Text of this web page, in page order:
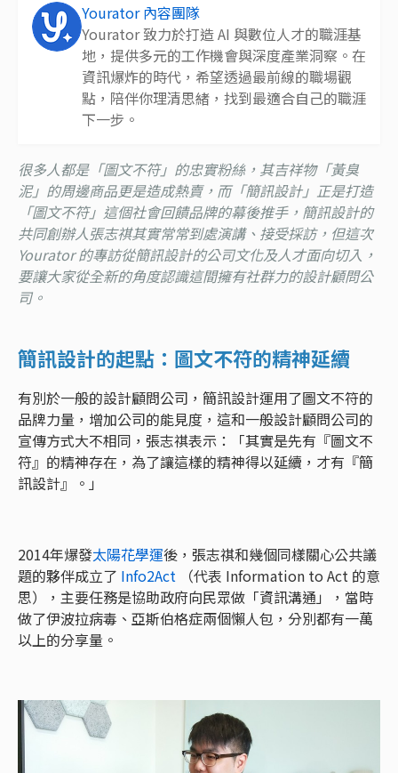
Yourator 內容團隊
Yourator 致力於打造 AI 與數位人才的職涯基
地，提供多元的工作機會與深度產業洞察。在
資訊爆炸的時代，希望透過最前線的職場觀
點，陪伴你理清思緒，找到最適合自己的職涯
下一步。
很多人都是「圖文不符」的忠實粉絲，其吉祥物「黃臭
泥」的周邊商品更是造成熱賣，而「簡訊設計」正是打造
「圖文不符」這個社會回饋品牌的幕後推手，簡訊設計的
共同創辦人張志祺其實常常到處演講、接受採訪，但這次
Yourator 的專訪從簡訊設計的公司文化及人才面向切入，
要讓大家從全新的角度認識這間擁有社群力的設計顧問公
司。
簡訊設計的起點：圖文不符的精神延續
有別於一般的設計顧問公司，簡訊設計運用了圖文不符的
品牌力量，增加公司的能見度，這和一般設計顧問公司的
宣傳方式大不相同，張志祺表示：「其實是先有『圖文不
符』的精神存在，為了讓這樣的精神得以延續，才有『簡
訊設計』。」
2014年爆發太陽花學運後，張志祺和幾個同樣關心公共議
題的夥伴成立了 Info2Act （代表 Information to Act 的意
思），主要任務是協助政府向民眾做「資訊溝通」，當時
做了伊波拉病毒、亞斯伯格症兩個懶人包，分別都有一萬
以上的分享量。